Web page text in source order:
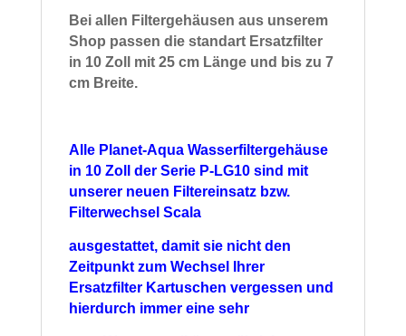
Bei allen Filtergehäusen aus unserem
Shop passen die standart Ersatzfilter
in 10 Zoll mit 25 cm Länge und bis zu 7
cm Breite.
Alle Planet-Aqua Wasserfiltergehäuse
in 10 Zoll der Serie P-LG10 sind mit
unserer neuen Filtereinsatz bzw.
Filterwechsel Scala
ausgestattet, damit sie nicht den
Zeitpunkt zum Wechsel Ihrer
Ersatzfilter Kartuschen vergessen und
hierdurch immer eine sehr